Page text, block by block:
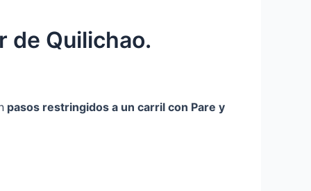
de Quilichao.
pasos restringidos a un carril con Pare y